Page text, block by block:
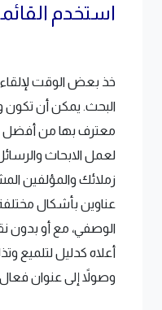
استخدم
خذ بعض الوقت
البحث. يمكن أن تكون
معترف بها من أفضل
لعمل الابحاث
زملائك والمؤلفين
عناوين بأشكال
الوصفي، مع أو بدون
أعلاه كدليل لتلميع
وصولاً إلى عنوان